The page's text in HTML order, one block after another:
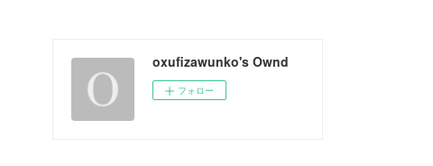
oxufizawunko's Ownd
フォロー